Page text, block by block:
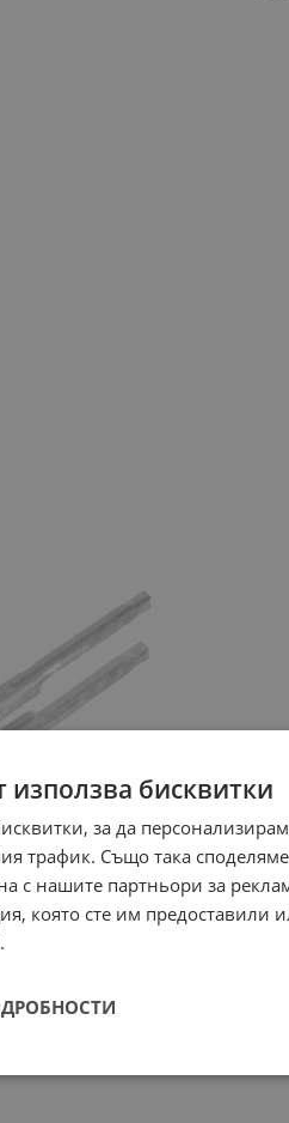
използва бисквитки
за да
трафик. Също така
с нашите партньори за
която сте им предоставили